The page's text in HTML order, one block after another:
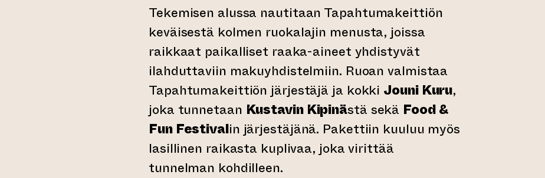
Tekemisen alussa nautitaan Tapahtumakeittiön
keväisestä kolmen ruokalajin menusta, joissa
raikkaat paikalliset raaka-aineet yhdistyvät
ilahduttaviin makuyhdistelmiin. Ruoan valmistaa
Tapahtumakeittiön järjestäjä ja kokki Jouni Kuru,
joka tunnetaan Kustavin Kipinästä sekä Food &
Fun Festivalin järjestäjänä. Pakettiin kuuluu myös
lasillinen raikasta kuplivaa, joka virittää
tunnelman kohdilleen.